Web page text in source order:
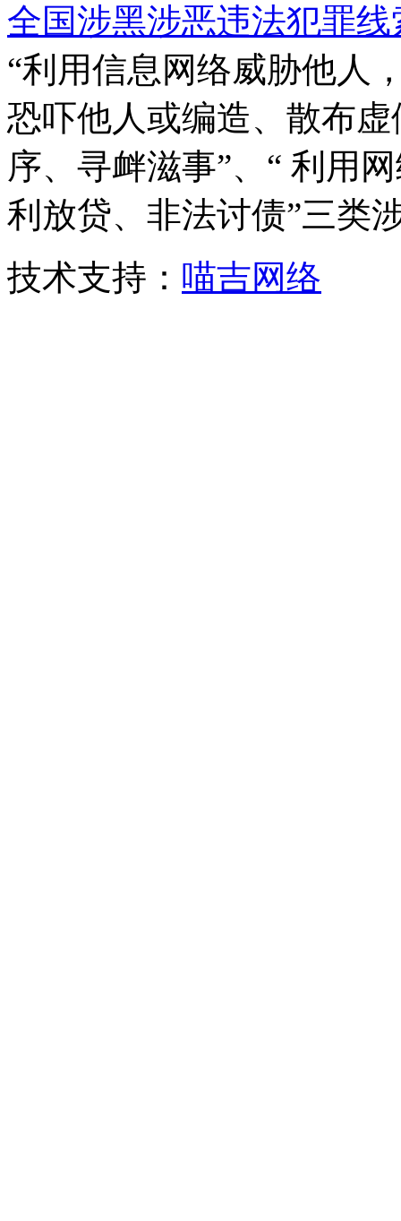
全国涉黑涉恶违法犯罪线
“利用信息网络威胁他人
恐吓他人或编造、散布
序、寻衅滋事”、“ 利用
利放贷、非法讨债”三类
技术支持： 喵吉网络